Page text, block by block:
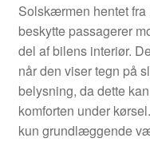
Solskærmen hentet
beskytte passagerer
del af bilens interiør.
når den viser tegn på
belysning, da dette
komforten under
kun grundlæggende